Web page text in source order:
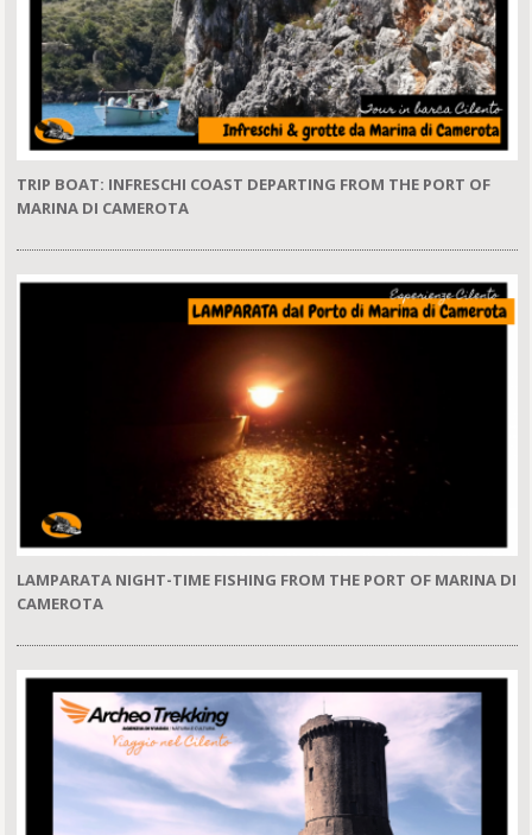
TRIP BOAT: INFRESCHI COAST DEPARTING FROM THE PORT OF
MARINA DI CAMEROTA
LAMPARATA NIGHT-TIME FISHING FROM THE PORT OF MARINA DI
CAMEROTA